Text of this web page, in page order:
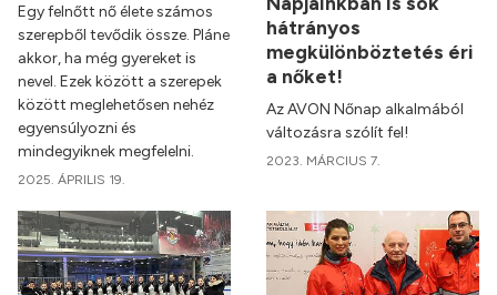
Egy felnőtt nő élete számos
szerepből tevődik össze. Pláne
akkor, ha még gyereket is
nevel. Ezek között a szerepek
között meglehetősen nehéz
egyensúlyozni és
mindegyiknek megfelelni.
2025. ÁPRILIS 19.
hátrányos
megkülönböztetés éri
a nőket!
Az AVON Nőnap alkalmából
változásra szólít fel!
2023. MÁRCIUS 7.